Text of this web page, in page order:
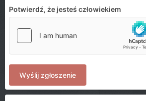
Potwierdź, że jesteś człowiekiem
Wyślij zgłoszenie